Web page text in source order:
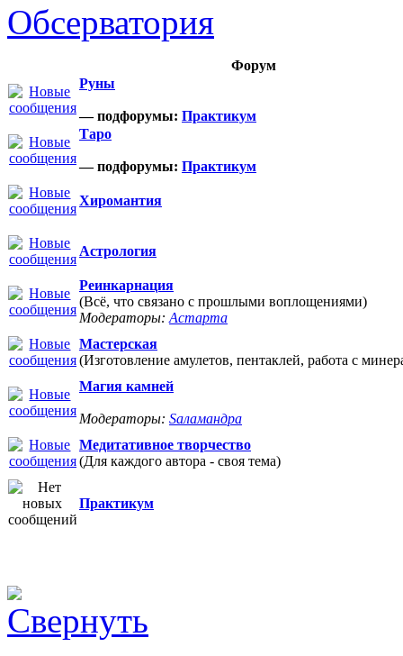
Обсерватория
Форум
Руны
— подфорумы: Практикум
Таро
— подфорумы: Практикум
Хиромантия
Астрология
Реинкарнация
(Всё, что связано с прошлыми воплощениями)
Модераторы: Астарта
Мастерская
(Изготовление амулетов, пентаклей, работа с
Магия камней
Модераторы: Sаламандра
Медитативное творчество
(Для каждого автора - своя тема)
Практикум